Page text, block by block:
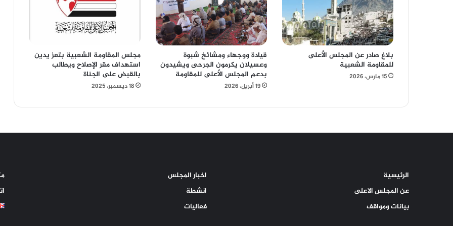
بلاغ صادر عن المجلس الأعلى
للمقاومة الشعبية
15 مارس، 2026
قيادة ووجهاء ومشائخ شبوة
وعسيلان يكرمون الجرحى ويشيدون
بدعم المجلس الأعلى للمقاومة
19 أبريل، 2026
مجلس المقاومة الشعبية بتعز يدين
استهداف مقر الإصلاح ويطالب
بالقبض على الجناة
18 ديسمبر، 2025
الرئيسية
عن المجلس الاعلى
بيانات ومواقف
اخبار المجلس
انشطة
فعاليات